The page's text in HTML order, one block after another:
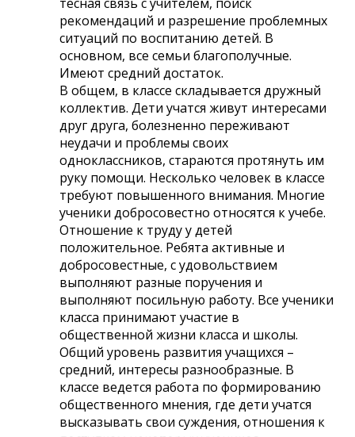
рекомендаций и разрешение проблемных
ситуаций по воспитанию детей. В
основном, все семьи благополучные.
Имеют средний достаток.
В общем, в классе складывается дружный
коллектив. Дети учатся живут интересами
друг друга, болезненно переживают
неудачи и проблемы своих
одноклассников, стараются протянуть им
руку помощи. Несколько человек в классе
требуют повышенного внимания. Многие
ученики добросовестно относятся к учебе.
Отношение к труду у детей
положительное. Ребята активные и
добросовестные, с удовольствием
выполняют разные поручения и
выполняют посильную работу. Все ученики
класса принимают участие в
общественной жизни класса и школы.
Общий уровень развития учащихся –
средний, интересы разнообразные. В
классе ведется работа по формированию
общественного мнения, где дети учатся
высказывать свои суждения, отношения к